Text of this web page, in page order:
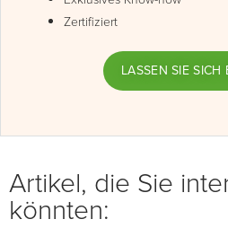
Zertifiziert
LASSEN SIE SICH
Artikel, die Sie
könnten: